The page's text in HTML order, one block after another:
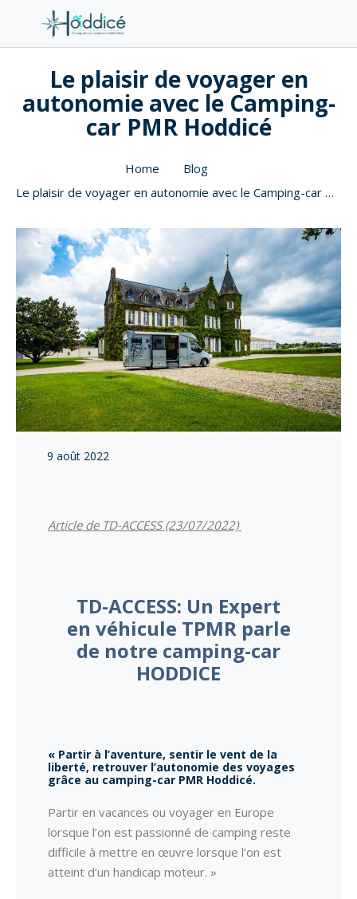
Le plaisir de voyager en
autonomie avec le Camping-
car PMR Hoddicé
Home
Blog
Le plaisir de voyager en autonomie avec le Camping-car PMR Hoddicé
9 août 2022
Article de TD-ACCESS (23/07/2022)
TD-ACCESS: Un Expert
en véhicule TPMR parle
de notre camping-car
HODDICE
« Partir à l’aventure, sentir le vent de la
liberté, retrouver l’autonomie des voyages
grâce au camping-car PMR Hoddicé.
Partir en vacances ou voyager en Europe
lorsque l’on est passionné de camping reste
difficile à mettre en œuvre lorsque l’on est
atteint d’un handicap moteur. »